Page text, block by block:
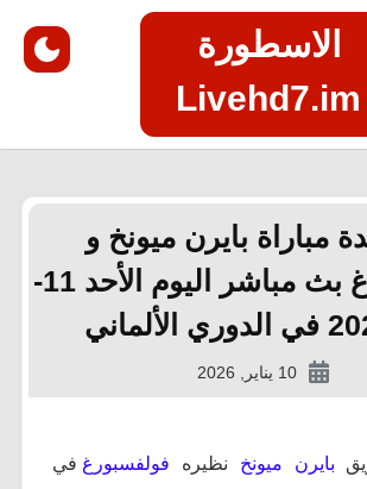
الاسطورة
Livehd7.im
مباراة بايرن ميونخ و
فولفسبورغ بث مباشر اليوم الأحد 11-
10 يناير, 2026
بايرن ميونخ نظيره فولفسبورغ في